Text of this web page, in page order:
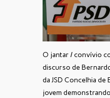
O jantar / convívio
discurso de
da JSD Concelhia
jovem